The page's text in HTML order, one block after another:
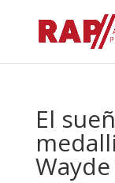
El